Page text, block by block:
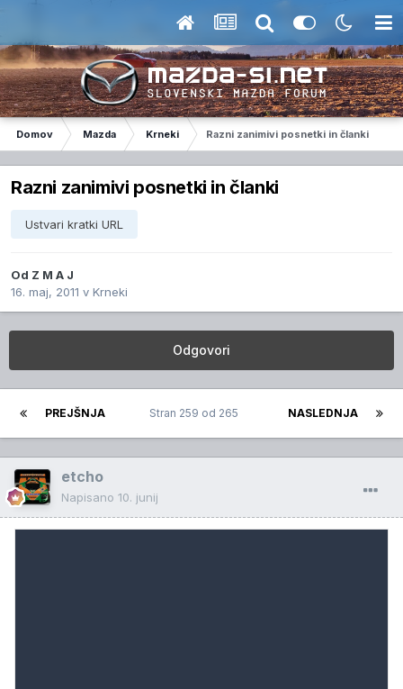
Domov Mazda Krneki Razni zanimivi posnetki in članki
Razni zanimivi posnetki in članki
Ustvari kratki URL
Od Z M A J
16. maj, 2011 v Krneki
Odgovori
PREJŠNJA NASLEDNJA
Stran 259 od 265
etcho
Napisano 10. junij